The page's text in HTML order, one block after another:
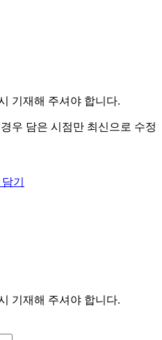
기재해 주셔야 합니다.
우 담은 시점만 최신으로 수정
기
기재해 주셔야 합니다.